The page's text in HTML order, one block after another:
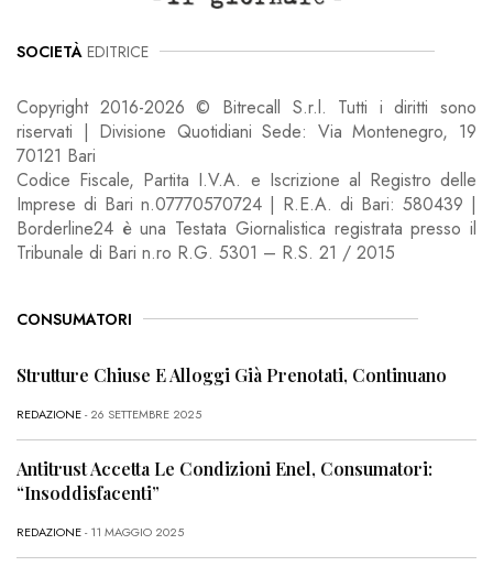
SOCIETÀ EDITRICE
Copyright 2016-2026 © Bitrecall S.r.l. Tutti i diritti sono
riservati | Divisione Quotidiani Sede: Via Montenegro, 19
70121 Bari
Codice Fiscale, Partita I.V.A. e Iscrizione al Registro delle
Imprese di Bari n.07770570724 | R.E.A. di Bari: 580439 |
Borderline24 è una Testata Giornalistica registrata presso il
Tribunale di Bari n.ro R.G. 5301 – R.S. 21 / 2015
CONSUMATORI
Strutture Chiuse E Alloggi Già Prenotati, Continuano
REDAZIONE- 26 SETTEMBRE 2025
Antitrust Accetta Le Condizioni Enel, Consumatori:
“Insoddisfacenti”
REDAZIONE- 11 MAGGIO 2025